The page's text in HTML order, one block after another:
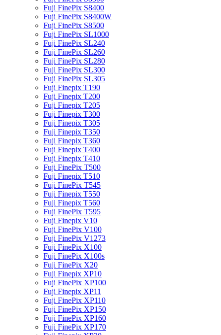
Fuji FinePix S8400
Fuji FinePix S8400W
Fuji FinePix S8500
Fuji FinePix SL1000
Fuji FinePix SL240
Fuji FinePix SL260
Fuji FinePix SL280
Fuji FinePix SL300
Fuji FinePix SL305
Fuji Finepix T190
Fuji Finepix T200
Fuji Finepix T205
Fuji Finepix T300
Fuji Finepix T305
Fuji Finepix T350
Fuji Finepix T360
Fuji Finepix T400
Fuji Finepix T410
Fuji FinePix T500
Fuji Finepix T510
Fuji FinePix T545
Fuji Finepix T550
Fuji Finepix T560
Fuji FinePix T595
Fuji Finepix V10
Fuji FinePix V100
Fuji FinePix V1273
Fuji FinePix X100
Fuji FinePix X100s
Fuji FinePix X20
Fuji Finepix XP10
Fuji FinePix XP100
Fuji Finepix XP11
Fuji FinePix XP110
Fuji FinePix XP150
Fuji FinePix XP160
Fuji FinePix XP170